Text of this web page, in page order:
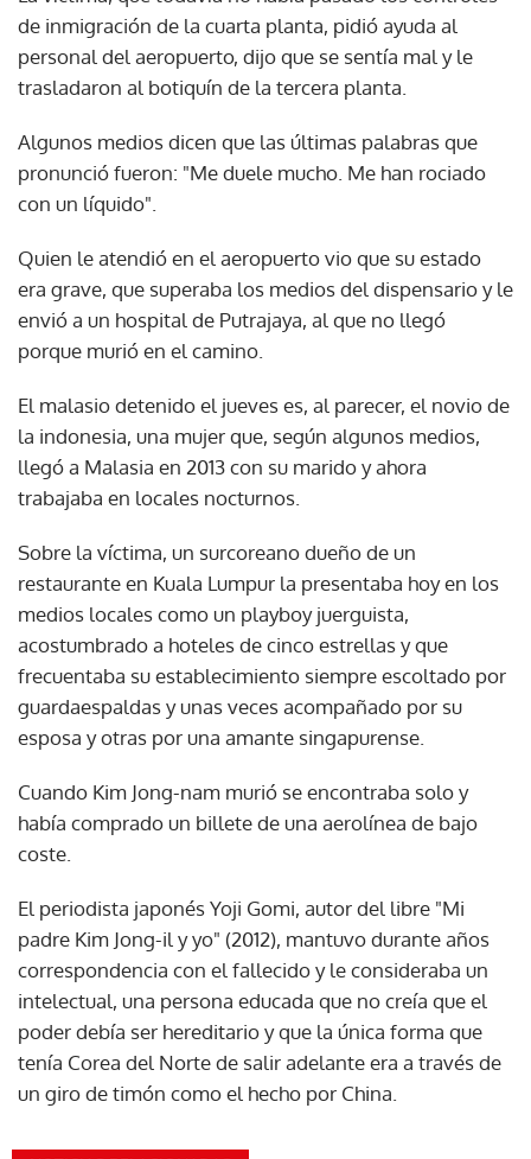
de inmigración de la cuarta planta, pidió ayuda al
personal del aeropuerto, dijo que se sentía mal y le
trasladaron al botiquín de la tercera planta.
Algunos medios dicen que las últimas palabras que
pronunció fueron: "Me duele mucho. Me han rociado
con un líquido".
Quien le atendió en el aeropuerto vio que su estado
era grave, que superaba los medios del dispensario y le
envió a un hospital de Putrajaya, al que no llegó
porque murió en el camino.
El malasio detenido el jueves es, al parecer, el novio de
la indonesia, una mujer que, según algunos medios,
llegó a Malasia en 2013 con su marido y ahora
trabajaba en locales nocturnos.
Sobre la víctima, un surcoreano dueño de un
restaurante en Kuala Lumpur la presentaba hoy en los
medios locales como un playboy juerguista,
acostumbrado a hoteles de cinco estrellas y que
frecuentaba su establecimiento siempre escoltado por
guardaespaldas y unas veces acompañado por su
esposa y otras por una amante singapurense.
Cuando Kim Jong-nam murió se encontraba solo y
había comprado un billete de una aerolínea de bajo
coste.
El periodista japonés Yoji Gomi, autor del libre "Mi
padre Kim Jong-il y yo" (2012), mantuvo durante años
correspondencia con el fallecido y le consideraba un
intelectual, una persona educada que no creía que el
poder debía ser hereditario y que la única forma que
tenía Corea del Norte de salir adelante era a través de
un giro de timón como el hecho por China.